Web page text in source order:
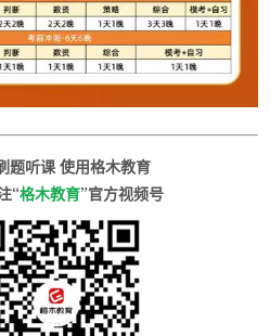
题听课 使用格木教育
“格木教育”官方视频号